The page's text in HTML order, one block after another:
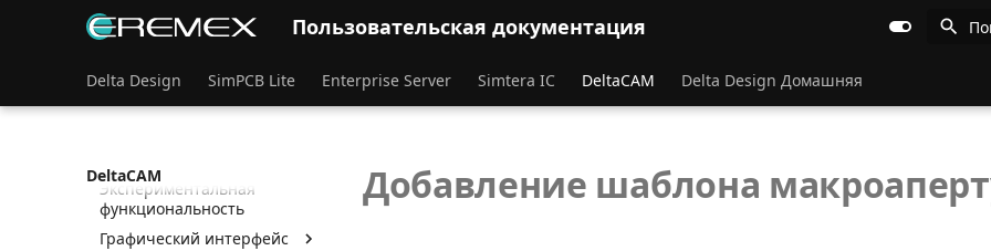
Пользовательская документация
Delta Design SimPCB Lite Enterprise Server Simtera IC DeltaCAM Delta Design Домашняя
DeltaCAM
предпроизводственной
Экспериментальная
функциональность
Графический интерфейс
Добавление шаблона